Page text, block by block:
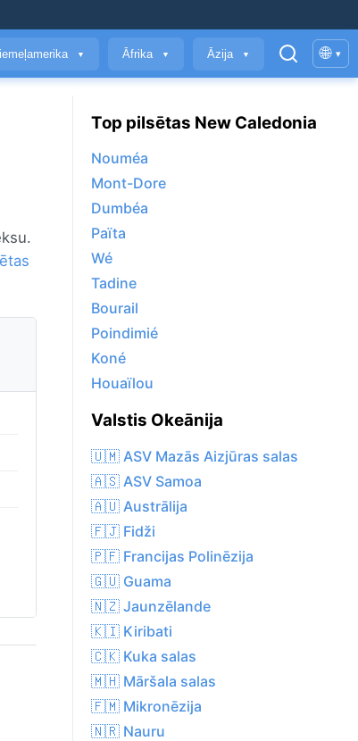
▼ Āfrika ▼ Āzija ▼ 🌐 ▾
Top pilsētas New Caledonia
Nouméa
Mont-Dore
Dumbéa
Païta
Wé
Tadine
Bourail
Poindimié
Koné
Houaïlou
Valstis Okeānija
🇺🇲 ASV Mazās Aizjūras salas
🇦🇸 ASV Samoa
🇦🇺 Austrālija
🇫🇯 Fidži
🇵🇫 Francijas Polinēzija
🇬🇺 Guama
🇳🇿 Jaunzēlande
🇰🇮 Kiribati
🇨🇰 Kuka salas
🇲🇭 Māršala salas
🇫🇲 Mikronēzija
🇳🇷 Nauru